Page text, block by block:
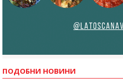
ПОДОБНИ НОВИНИ